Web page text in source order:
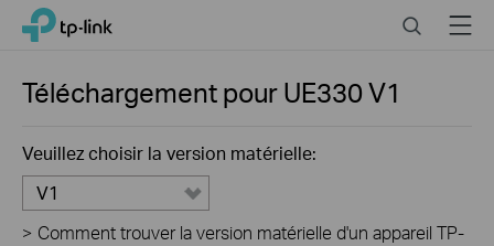
Click
the
navigation
TP-Link, Reliably Smart SearchMenu
Téléchargement pourUE330V1
Veuillez choisir la version matérielle:
V1
> Comment trouver la version matérielle d'un appareil TP-